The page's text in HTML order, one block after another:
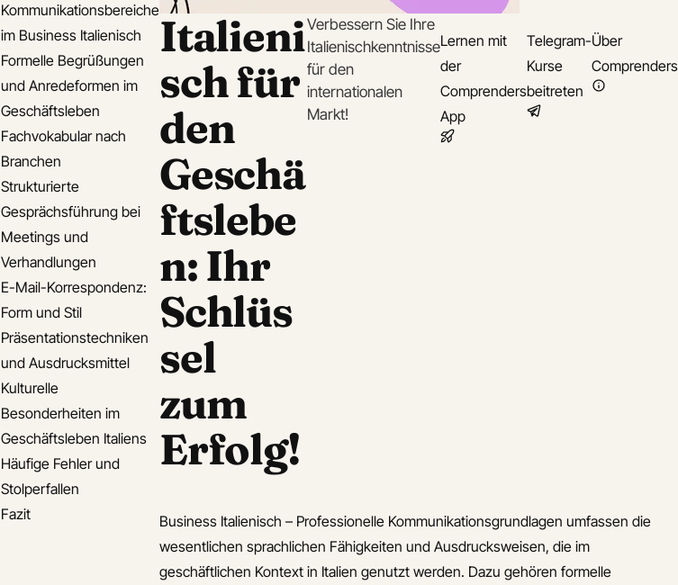
Kommunikationsbereiche
im Business Italienisch
Formelle Begrüßungen
und Anredeformen im
Geschäftsleben
Fachvokabular nach
Branchen
Strukturierte
Gesprächsführung bei
Meetings und
Verhandlungen
E-Mail-Korrespondenz:
Form und Stil
Präsentationstechniken
und Ausdrucksmittel
Kulturelle
Besonderheiten im
Geschäftsleben Italiens
Häufige Fehler und
Stolperfallen
Fazit
Italieni
sch für
den
Geschä
ftslebe
n: Ihr
Schlüs
sel
zum
Erfolg!
Verbessern Sie Ihre
Italienischkenntnisse
für den
internationalen
Markt!
Lernen mit
der
Comprenders
App
Telegram-
Kurse
beitreten
Über
Comprenders
Business Italienisch – Professionelle Kommunikationsgrundlagen umfassen die
wesentlichen sprachlichen Fähigkeiten und Ausdrucksweisen, die im
geschäftlichen Kontext in Italien genutzt werden. Dazu gehören formelle